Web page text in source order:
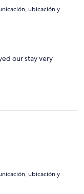
ubicación y
our stay very
ubicación y